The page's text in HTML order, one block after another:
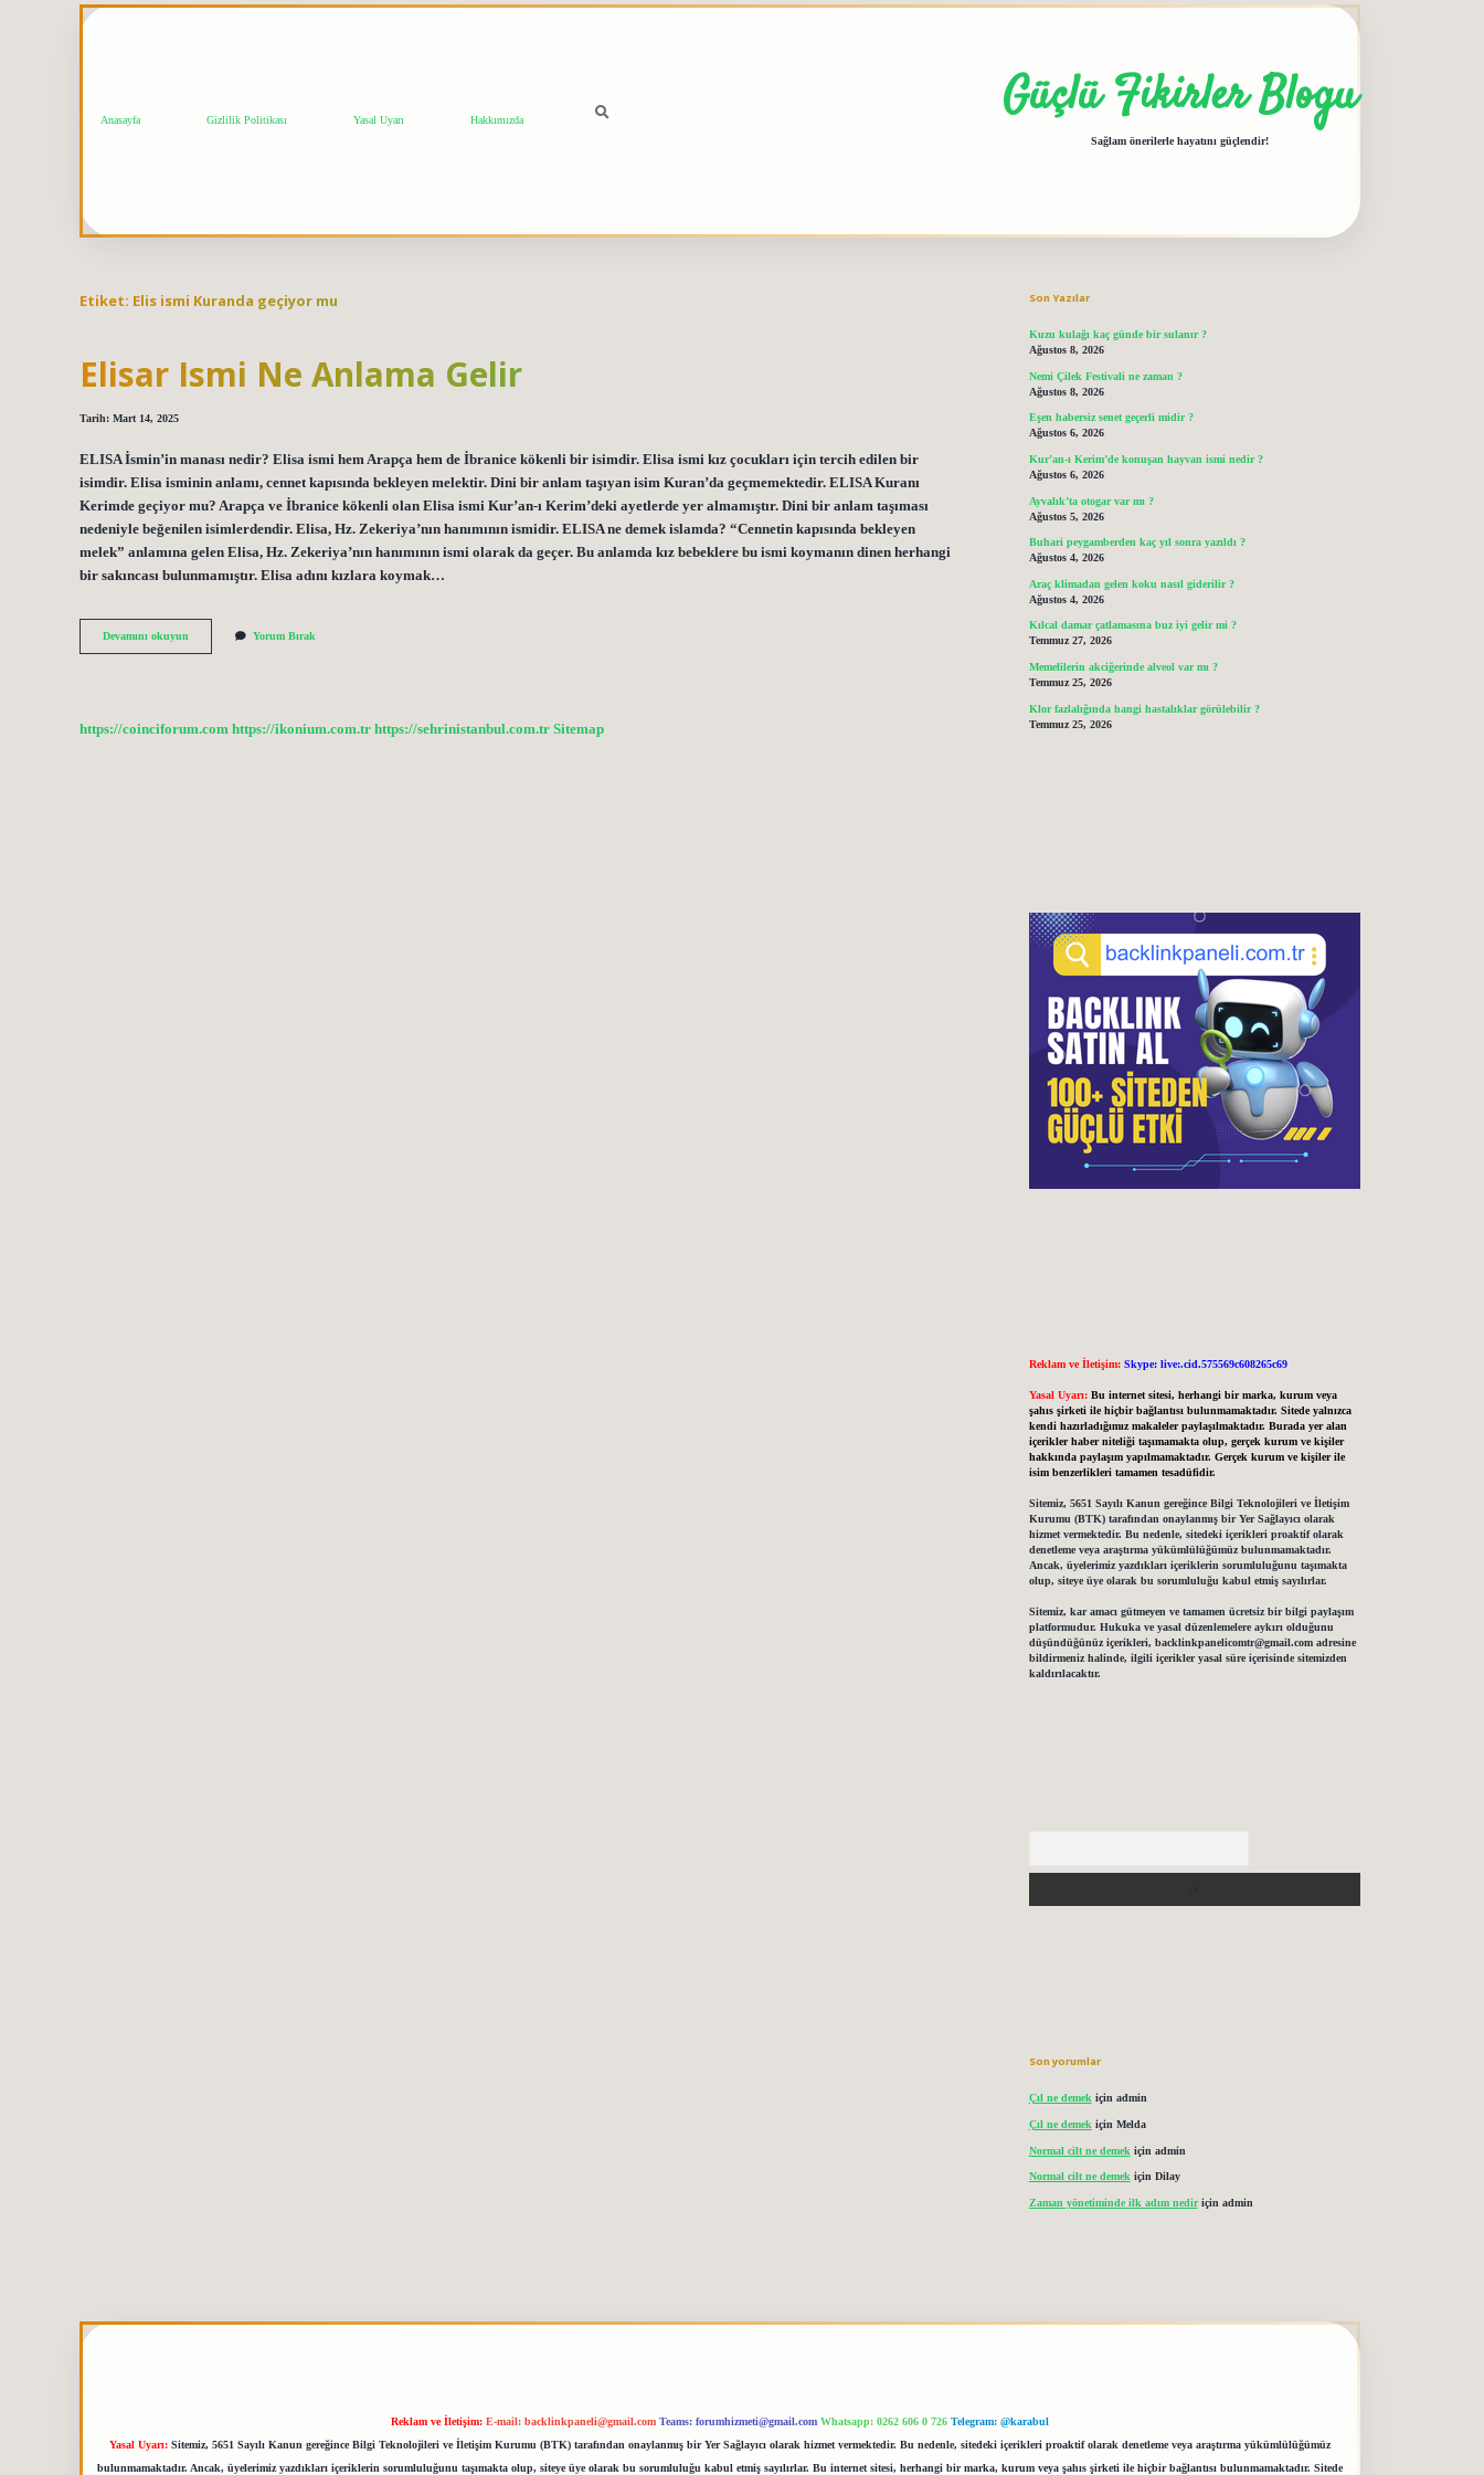
Anasayfa Gizlilik Politikası Yasal Uyarı Hakkımızda Güçlü Fikirler Blogu
Sağlam önerilerle hayatını güçlendir!
Etiket: Elis ismi Kuranda geçiyor mu
Elisar Ismi Ne Anlama Gelir
Tarih: Mart 14, 2025
ELISA İsmin’in manası nedir? Elisa ismi hem Arapça hem de İbranice kökenli bir isimdir. Elisa ismi kız çocukları için tercih edilen bir
isimdir. Elisa isminin anlamı, cennet kapısında bekleyen melektir. Dini bir anlam taşıyan isim Kuran’da geçmemektedir. ELISA Kuranı
Kerimde geçiyor mu? Arapça ve İbranice kökenli olan Elisa ismi Kur’an-ı Kerim’deki ayetlerde yer almamıştır. Dini bir anlam taşıması
nedeniyle beğenilen isimlerdendir. Elisa, Hz. Zekeriya’nın hanımının ismidir. ELISA ne demek islamda? “Cennetin kapısında bekleyen
melek” anlamına gelen Elisa, Hz. Zekeriya’nın hanımının ismi olarak da geçer. Bu anlamda kız bebeklere bu ismi koymanın dinen herhangi
bir sakıncası bulunmamıştır. Elisa adını kızlara koymak…
Devamını okuyun
Ismi
Yorum Bırak
https://coinciforum.com https://ikonium.com.tr https://sehrinistanbul.com.tr Sitemap
Son Yazılar
Kuzu kulağı kaç günde bir sulanır ?
Ağustos 8, 2026
Nemi Çilek Festivali ne zaman ?
Ağustos 8, 2026
Eşen habersiz senet geçerli midir ?
Ağustos 6, 2026
Kur’an-ı Kerim’de konuşan hayvan ismi nedir ?
Ağustos 6, 2026
Ayvalık’ta otogar var mı ?
Ağustos 5, 2026
Buhari peygamberden kaç yıl sonra yazıldı ?
Ağustos 4, 2026
Araç klimadan gelen koku nasıl giderilir ?
Ağustos 4, 2026
Kılcal damar çatlamasına buz iyi gelir mi ?
Temmuz 27, 2026
Memelilerin akciğerinde alveol var mı ?
Temmuz 25, 2026
Klor fazlalığında hangi hastalıklar görülebilir ?
Temmuz 25, 2026
Reklam ve İletişim: Skype: live:.cid.575569c608265c69
Yasal Uyarı: Bu internet sitesi, herhangi bir marka, kurum veya
şahıs şirketi ile hiçbir bağlantısı bulunmamaktadır. Sitede yalnızca
kendi hazırladığımız makaleler paylaşılmaktadır. Burada yer alan
içerikler haber niteliği taşımamakta olup, gerçek kurum ve kişiler
hakkında paylaşım yapılmamaktadır. Gerçek kurum ve kişiler ile
isim benzerlikleri tamamen tesadüfidir.
Sitemiz, 5651 Sayılı Kanun gereğince Bilgi Teknolojileri ve İletişim
Kurumu (BTK) tarafından onaylanmış bir Yer Sağlayıcı olarak
hizmet vermektedir. Bu nedenle, sitedeki içerikleri proaktif olarak
denetleme veya araştırma yükümlülüğümüz bulunmamaktadır.
Ancak, üyelerimiz yazdıkları içeriklerin sorumluluğunu taşımakta
olup, siteye üye olarak bu sorumluluğu kabul etmiş sayılırlar.
Sitemiz, kar amacı gütmeyen ve tamamen ücretsiz bir bilgi paylaşım
platformudur. Hukuka ve yasal düzenlemelere aykırı olduğunu
düşündüğünüz içerikleri, backlinkpanelicomtr@gmail.comadresine
bildirmeniz halinde, ilgili içerikler yasal süre içerisinde sitemizden
kaldırılacaktır.
Son yorumlar
Çıl ne demekiçin admin
Çıl ne demek için Melda
Normal cilt ne demek için admin
Normal cilt ne demek için Dilay
Zaman yönetiminde ilk adım nediriçin admin
Reklam ve İletişim: E-mail: backlinkpaneli@gmail.com Teams: forumhizmeti@gmail.com Whatsapp: 0262 606 0 726 Telegram: @karabul
Yasal Uyarı: Sitemiz, 5651 Sayılı Kanun gereğince Bilgi Teknolojileri ve İletişim Kurumu (BTK) tarafından onaylanmış bir Yer Sağlayıcı olarak hizmet vermektedir. Bu nedenle, sitedeki içerikleri proaktif olarak denetleme veya araştırma yükümlülüğümüz
bulunmamaktadır. Ancak, üyelerimiz yazdıkları içeriklerin sorumluluğunu taşımakta olup, siteye üye olarak bu sorumluluğu kabul etmiş sayılırlar. Bu internet sitesi, herhangi bir marka, kurum veya şahıs şirketi ile hiçbir bağlantısı bulunmamaktadır. Sitede